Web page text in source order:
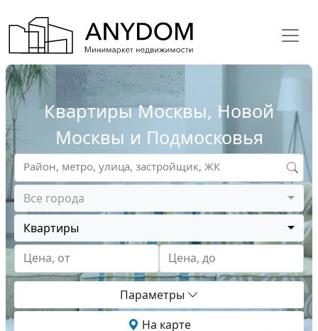
Квартиры Москвы, Новой
Москвы и Подмосковья
Все города
Квартиры
Цена, от
Цена, до
Район, метро, улица, застройщик, ЖК
Параметры
На карте